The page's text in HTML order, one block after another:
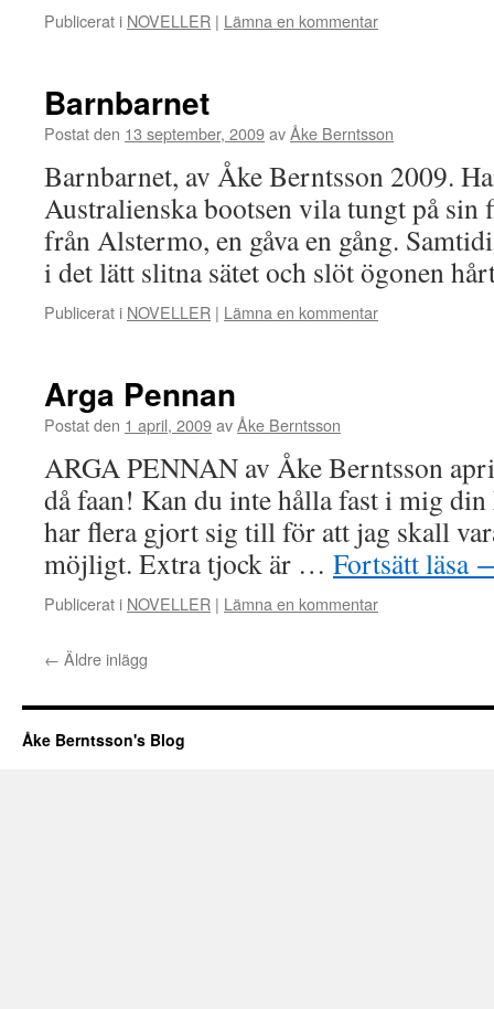
Publicerat i NOVELLER | Lämna en kommentar
Barnbarnet
Postat den 13 september, 2009avÅke Berntsson
Barnbarnet, av Åke Berntsson 2009.
Australienska bootsen vila tungt på sin
från Alstermo, en gåva en gång.
i det lätt slitna sätet och slöt ögonen
Publicerat i NOVELLER | Lämna en kommentar
Arga Pennan
Postat den 1 april, 2009avÅke Berntsson
ARGA PENNAN av Åke Berntsson
då faan! Kan du inte hålla fast i mig
har flera gjort sig till för att jag skall
möjligt. Extra tjock är … Fortsätt läsa
Publicerat i NOVELLER | Lämna en kommentar
← Äldre inlägg
Åke Berntsson's Blog